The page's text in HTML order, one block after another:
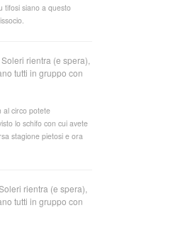
tifosi siano a questo
Soleri rientra (e spera),
tutti in gruppo con
al circo potete
lo schifo con cui avete
stagione pietosi e ora
rientra (e spera),
tutti in gruppo con